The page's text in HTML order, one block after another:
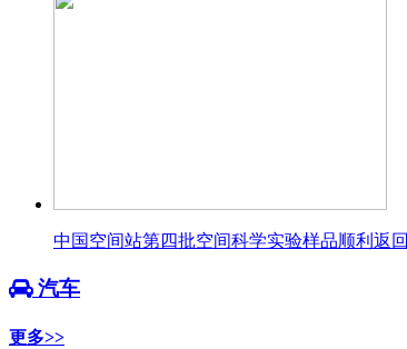
中国空间站第四批空间科学实验样品顺利返回
汽车
更多>>